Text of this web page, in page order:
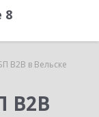
8
B2B в Вельске
B2B